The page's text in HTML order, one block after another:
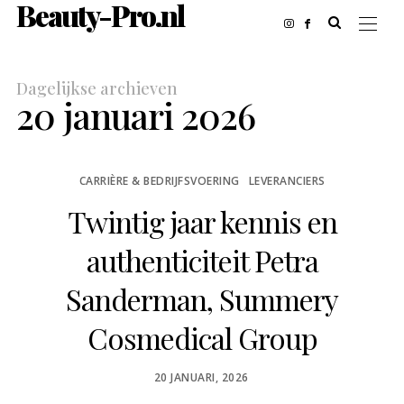
Beauty-Pro.nl
Dagelijkse archieven
20 januari 2026
CARRIÈRE & BEDRIJFSVOERING LEVERANCIERS
Twintig jaar kennis en
authenticiteit Petra
Sanderman, Summery
Cosmedical Group
POSTED
20 JANUARI, 2026